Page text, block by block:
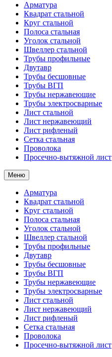
Арматура
Квадрат стальной
Круг стальной
Полоса стальная
Уголок стальной
Швеллер стальной
Трубы профильные
Двутавр
Трубы бесшовные
Трубы ВГП
Трубы нержавеющие
Трубы электросварные
Лист стальной
Лист нержавеющий
Лист рифленый
Сетка стальная
Проволока
Просечно-вытяжной лист
Меню
Арматура
Квадрат стальной
Круг стальной
Полоса стальная
Уголок стальной
Швеллер стальной
Трубы профильные
Двутавр
Трубы бесшовные
Трубы ВГП
Трубы нержавеющие
Трубы электросварные
Лист стальной
Лист нержавеющий
Лист рифленый
Сетка стальная
Проволока
Просечно-вытяжной лист